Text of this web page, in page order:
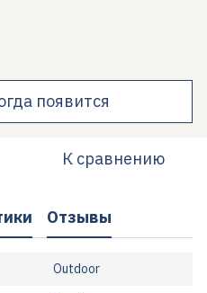
появится
К сравнению
Отзывы
Outdoor